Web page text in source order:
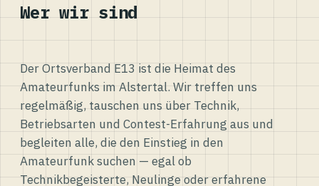
Wer wir sind
Der Ortsverband E13 ist die Heimat des
Amateurfunks im Alstertal. Wir treffen uns
regelmäßig, tauschen uns über Technik,
Betriebsarten und Contest-Erfahrung aus und
begleiten alle, die den Einstieg in den
Amateurfunk suchen — egal ob
Technikbegeisterte, Neulinge oder erfahrene